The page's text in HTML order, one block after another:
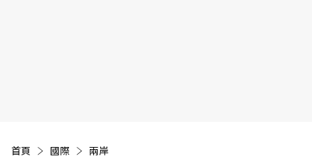
首頁 國際 兩岸